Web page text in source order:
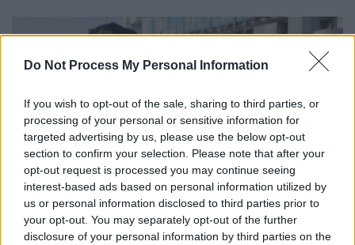
Do Not Process My Personal Information
If you wish to opt-out of the sale, sharing to third parties, or
processing of your personal or sensitive information for
targeted advertising by us, please use the below opt-out
section to confirm your selection. Please note that after your
opt-out request is processed you may continue seeing
interest-based ads based on personal information utilized by
us or personal information disclosed to third parties prior to
your opt-out. You may separately opt-out of the further
disclosure of your personal information by third parties on the
Χαμάς (ΑP)